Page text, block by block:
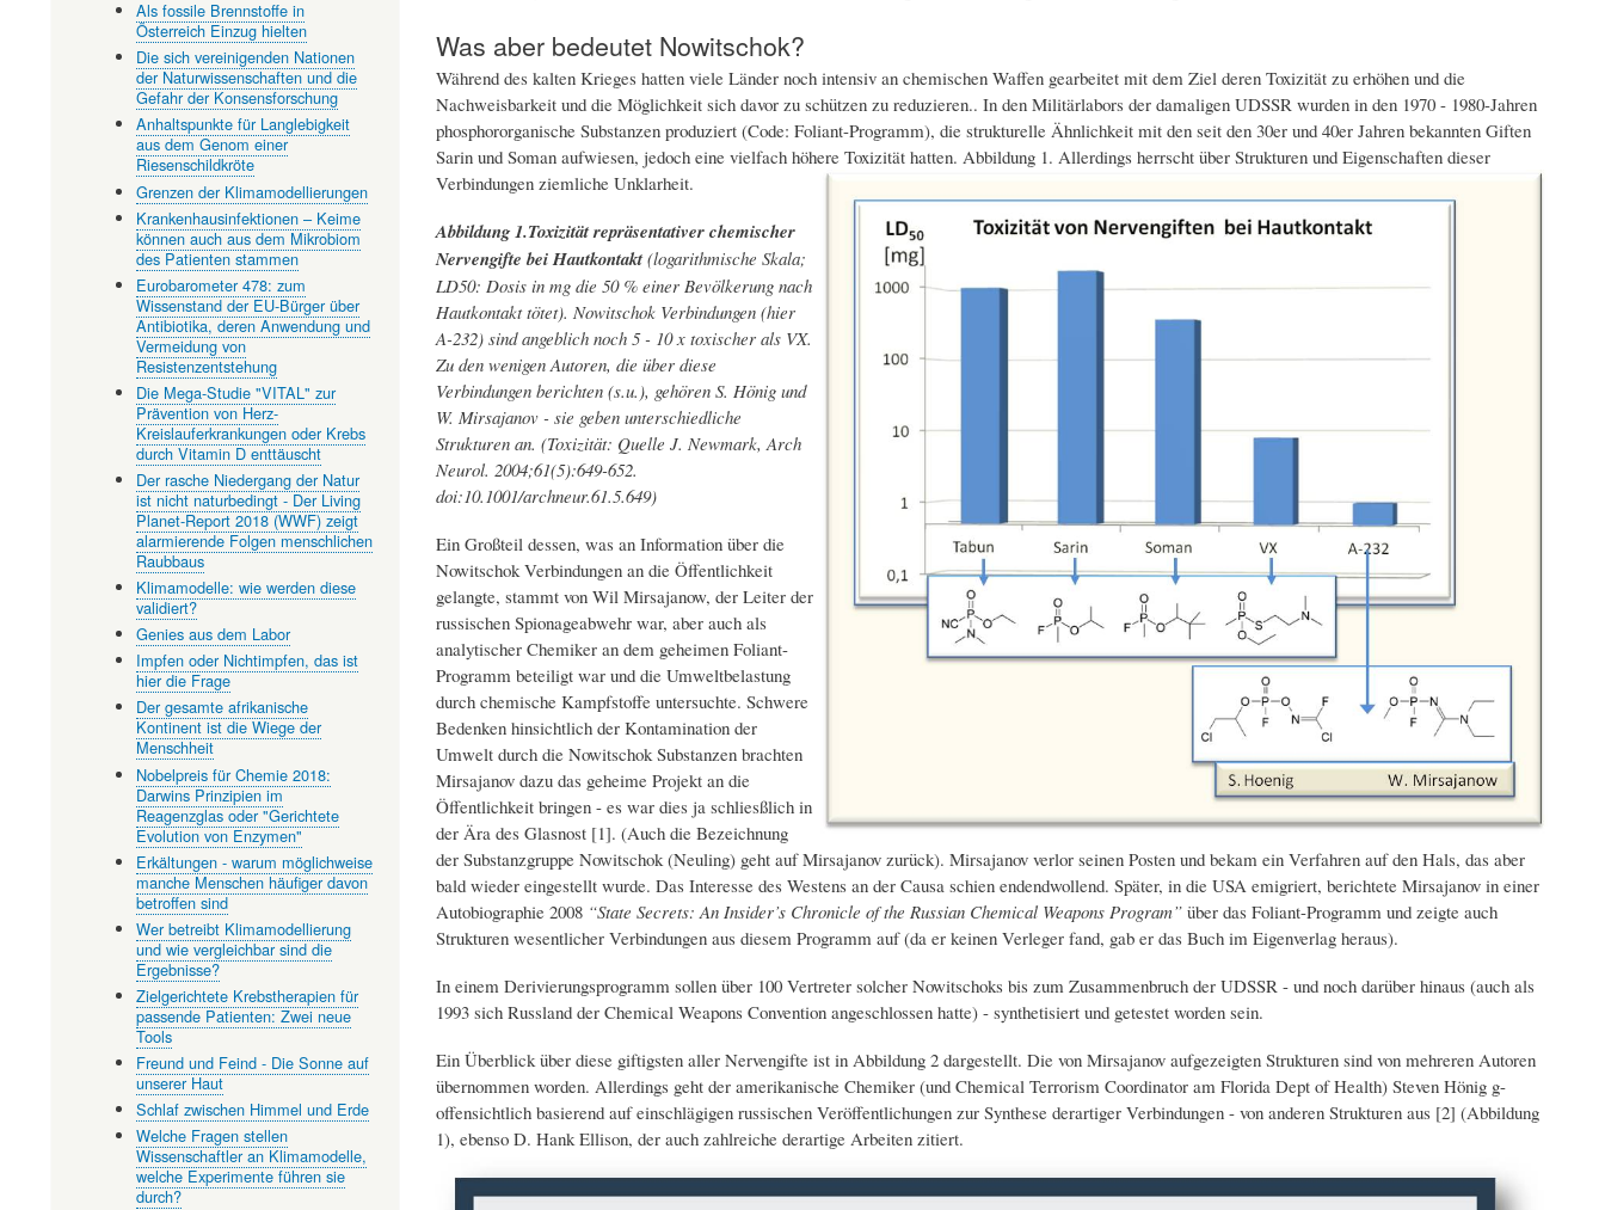
Was aber bedeutet Nowitschok?
Während des kalten Krieges hatten viele Länder noch intensiv an chemischen Waffen gearbeitet mit dem Ziel deren Toxizität zu erhöhen und die
Nachweisbarkeit und die Möglichkeit sich davor zu schützen zu reduzieren.. In den Militärlabors der damaligen UDSSR wurden in den 1970 - 1980-Jahren
phosphororganische Substanzen produziert (Code: Foliant-Programm), die strukturelle Ähnlichkeit mit den seit den 30er und 40er Jahren bekannten Giften
Sarin und Soman aufwiesen, jedoch eine vielfach höhere Toxizität hatten. Abbildung 1. Allerdings herrscht über Strukturen und Eigenschaften dieser
Verbindungen ziemliche Unklarheit.
Abbildung 1.Toxizität repräsentativer chemischer
Nervengifte bei Hautkontakt(logarithmische Skala;
LD50: Dosis in mg die 50 % einer Bevölkerung nach
Hautkontakt tötet). Nowitschok Verbindungen (hier
A-232) sind angeblich noch 5 - 10 x toxischer als VX.
Zu den wenigen Autoren, die über diese
Verbindungen berichten (s.u.), gehören S. Hönig und
W. Mirsajanov - sie geben unterschiedliche
Strukturen an. (Toxizität: Quelle J. Newmark, Arch
Neurol. 2004;61(5):649-652.
doi:10.1001/archneur.61.5.649)
Ein Großteil dessen, was an Information über die
Nowitschok Verbindungen an die Öffentlichkeit
gelangte, stammt von Wil Mirsajanow, der Leiter der
russischen Spionageabwehr war, aber auch als
analytischer Chemiker an dem geheimen Foliant-
Programm beteiligt war und die Umweltbelastung
durch chemische Kampfstoffe untersuchte. Schwere
Bedenken hinsichtlich der Kontamination der
Umwelt durch die Nowitschok Substanzen brachten
Mirsajanov dazu das geheime Projekt an die
Öffentlichkeit bringen - es war dies ja schliesßlich in
der Ära des Glasnost [1]. (Auch die Bezeichnung
der Substanzgruppe Nowitschok (Neuling) geht auf Mirsajanov zurück). Mirsajanov verlor seinen Posten und bekam ein Verfahren auf den Hals, das aber
bald wieder eingestellt wurde. Das Interesse des Westens an der Causa schien endendwollend. Später, in die USA emigriert, berichtete Mirsajanov in einer
Autobiographie 2008“State Secrets: An Insider’s Chronicle of the Russian Chemical Weapons Program” über das Foliant-Programm und zeigte auch
Strukturen wesentlicher Verbindungen aus diesem Programm auf (da er keinen Verleger fand, gab er das Buch im Eigenverlag heraus).
In einem Derivierungsprogramm sollen über 100 Vertreter solcher Nowitschoks bis zum Zusammenbruch der UDSSR - und noch darüber hinaus (auch als
1993 sich Russland der Chemical Weapons Convention angeschlossen hatte) - synthetisiert und getestet worden sein.
Ein Überblick über diese giftigsten aller Nervengifte ist in Abbildung 2 dargestellt. Die von Mirsajanov aufgezeigten Strukturen sind von mehreren Autoren
übernommen worden. Allerdings geht der amerikanische Chemiker (und Chemical Terrorism Coordinator am Florida Dept of Health) Steven Hönig g-
offensichtlich basierend auf einschlägigen russischen Veröffentlichungen zur Synthese derartiger Verbindungen - von anderen Strukturen aus [2] (Abbildung
1), ebenso D. Hank Ellison, der auch zahlreiche derartige Arbeiten zitiert.
Als fossile Brennstoffe in
Österreich Einzug hielten
Die sich vereinigenden Nationen
der Naturwissenschaften und die
Gefahr der Konsensforschung
Anhaltspunkte für Langlebigkeit
aus dem Genom einer
Riesenschildkröte
Grenzen der Klimamodellierungen
Krankenhausinfektionen – Keime
können auch aus dem Mikrobiom
des Patienten stammen
Eurobarometer 478: zum
Wissenstand der EU-Bürger über
Antibiotika, deren Anwendung und
Vermeidung von
Resistenzentstehung
Die Mega-Studie "VITAL" zur
Prävention von Herz-
Kreislauferkrankungen oder Krebs
durch Vitamin D enttäuscht
Der rasche Niedergang der Natur
ist nicht naturbedingt - Der Living
Planet-Report 2018 (WWF) zeigt
alarmierende Folgen menschlichen
Raubbaus
Klimamodelle: wie werden diese
validiert?
Genies aus dem Labor
Impfen oder Nichtimpfen, das ist
hier die Frage
Der gesamte afrikanische
Kontinent ist die Wiege der
Menschheit
Nobelpreis für Chemie 2018:
Darwins Prinzipien im
Reagenzglas oder "Gerichtete
Evolution von Enzymen"
Erkältungen - warum möglichweise
manche Menschen häufiger davon
betroffen sind
Wer betreibt Klimamodellierung
und wie vergleichbar sind die
Ergebnisse?
Zielgerichtete Krebstherapien für
passende Patienten: Zwei neue
Tools
Freund und Feind - Die Sonne auf
unserer Haut
Schlaf zwischen Himmel und Erde
Welche Fragen stellen
Wissenschaftler an Klimamodelle,
welche Experimente führen sie
durch?